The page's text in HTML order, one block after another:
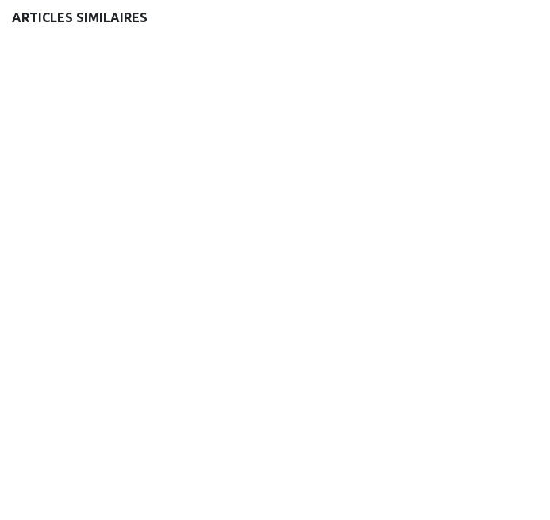
ARTICLES SIMILAIRES